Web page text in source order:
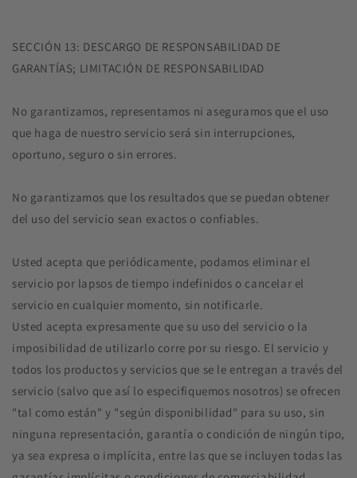
SECCIÓN 13: DESCARGO DE RESPONSABILIDAD DE
GARANTÍAS; LIMITACIÓN DE RESPONSABILIDAD
No garantizamos, representamos ni aseguramos que el uso
que haga de nuestro servicio será sin interrupciones,
oportuno, seguro o sin errores.
No garantizamos que los resultados que se puedan obtener
del uso del servicio sean exactos o confiables.
Usted acepta que periódicamente, podamos eliminar el
servicio por lapsos de tiempo indefinidos o cancelar el
servicio en cualquier momento, sin notificarle.
Usted acepta expresamente que su uso del servicio o la
imposibilidad de utilizarlo corre por su riesgo. El servicio y
todos los productos y servicios que se le entregan a través del
servicio (salvo que así lo especifiquemos nosotros) se ofrecen
"tal como están" y "según disponibilidad" para su uso, sin
ninguna representación, garantía o condición de ningún tipo,
ya sea expresa o implícita, entre las que se incluyen todas las